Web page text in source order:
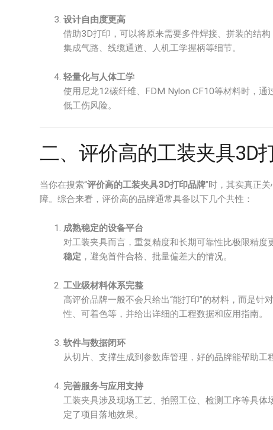
设计自由度更高
借助3D打印，可以将原来需要多件焊接、拼装的结构
集成气路、线缆通道、人机工学握柄等细节。
轻量化与人体工学
使用尼龙12碳纤维、FDM Nylon CF10等材料时，通
低工伤风险。
二、评价高的工装夹具3D
当你在搜索“评价高的工装夹具3D打印品牌”时，其实真正
障。综合来看，评价高的品牌通常具备以下几个共性：
成熟稳定的设备平台
对工装夹具而言，重复精度和长期可靠性比极限精度
稳定 ，避免首件合格、批量偏差大的情况。
工业级材料体系完整
高评价品牌一般不会只给出“能打印”的材料，而是针
性、可着色等，并给出详细的工程数据和应用指南。
软件与数据闭环
从切片、支撑生成到参数库管理，好的品牌能帮助工
完善服务与应用支持
工装夹具涉及现场工艺、拍照工位、检测工序等具体
定了项目落地效果。